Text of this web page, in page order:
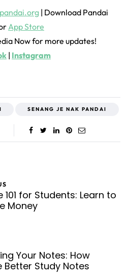
| Download Pandai
App Store
Now for more updates!
| Instagram
SENANG JE NAK PANDAI
101 for Students: Learn to
Money
Your Notes: How
Better Study Notes